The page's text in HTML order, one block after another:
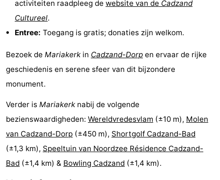
Forum
Reisboekenwinkel
Nieuws
Route
-
adressen
Regio
Zeeland
activiteiten raadpleeg de website van de Cadzand
Cultureel.
Entree: Toegang is gratis; donaties zijn welkom.
Bezoek de Mariakerk in Cadzand-Dorp en ervaar de rijke
geschiedenis en serene sfeer van dit bijzondere
monument.
Verder is Mariakerk nabij de volgende
bezienswaardigheden: Wereldvredesvlam (±10 m), Molen
van Cadzand-Dorp (±450 m), Shortgolf Cadzand-Bad
(±1,3 km), Speeltuin van Noordzee Résidence Cadzand-
Bad (±1,4 km) & Bowling Cadzand (±1,4 km).